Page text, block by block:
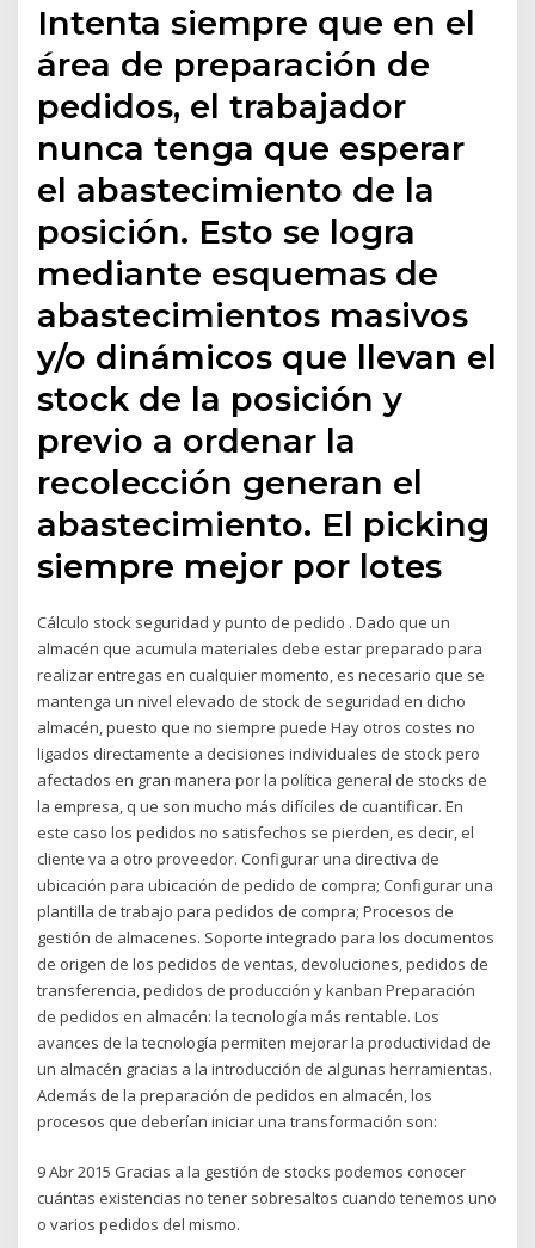
Intenta siempre que en el
área de preparación de
pedidos, el trabajador
nunca tenga que esperar
el abastecimiento de la
posición. Esto se logra
mediante esquemas de
abastecimientos masivos
y/o dinámicos que llevan el
stock de la posición y
previo a ordenar la
recolección generan el
abastecimiento. El picking
siempre mejor por lotes
Cálculo stock seguridad y punto de pedido . Dado que un
almacén que acumula materiales debe estar preparado para
realizar entregas en cualquier momento, es necesario que se
mantenga un nivel elevado de stock de seguridad en dicho
almacén, puesto que no siempre puede Hay otros costes no
ligados directamente a decisiones individuales de stock pero
afectados en gran manera por la política general de stocks de
la empresa, q ue son mucho más difíciles de cuantificar. En
este caso los pedidos no satisfechos se pierden, es decir, el
cliente va a otro proveedor. Configurar una directiva de
ubicación para ubicación de pedido de compra; Configurar una
plantilla de trabajo para pedidos de compra; Procesos de
gestión de almacenes. Soporte integrado para los documentos
de origen de los pedidos de ventas, devoluciones, pedidos de
transferencia, pedidos de producción y kanban Preparación
de pedidos en almacén: la tecnología más rentable. Los
avances de la tecnología permiten mejorar la productividad de
un almacén gracias a la introducción de algunas herramientas.
Además de la preparación de pedidos en almacén, los
procesos que deberían iniciar una transformación son:
9 Abr 2015 Gracias a la gestión de stocks podemos conocer
cuántas existencias no tener sobresaltos cuando tenemos uno
o varios pedidos del mismo.